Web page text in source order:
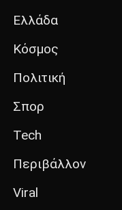
Ελλάδα
Κόσμος
Πολιτική
Σπορ
Tech
Περιβάλλον
Viral